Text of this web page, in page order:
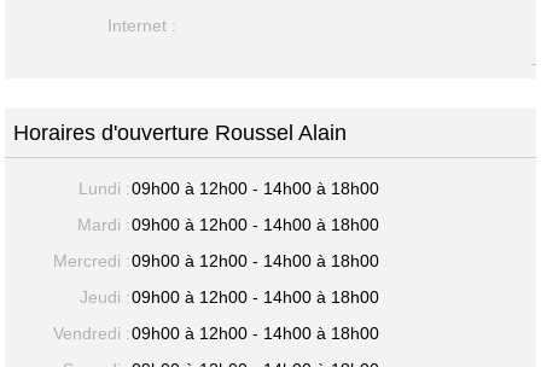
Internet :
-
Horaires d'ouverture Roussel Alain
Lundi :09h00 à 12h00 - 14h00 à 18h00
Mardi :09h00 à 12h00 - 14h00 à 18h00
Mercredi :09h00 à 12h00 - 14h00 à 18h00
Jeudi :09h00 à 12h00 - 14h00 à 18h00
Vendredi :09h00 à 12h00 - 14h00 à 18h00